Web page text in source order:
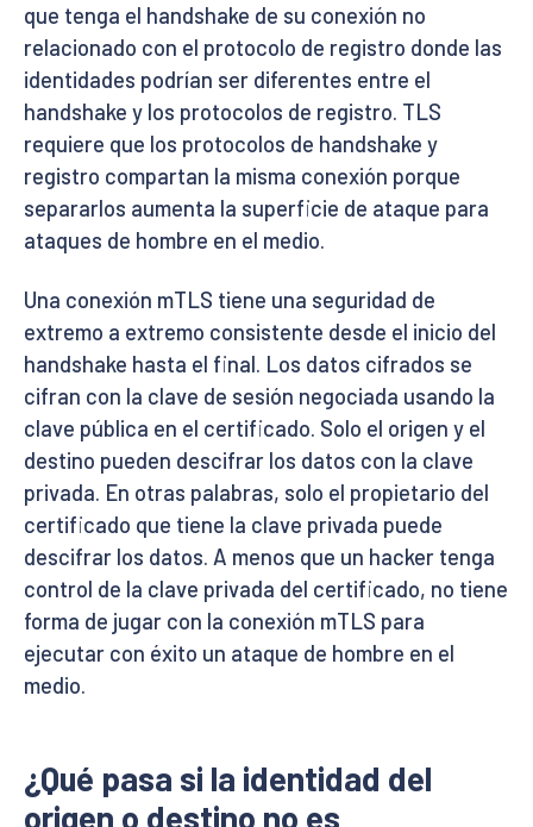
que tenga el handshake de su conexión no
relacionado con el protocolo de registro donde las
identidades podrían ser diferentes entre el
handshake y los protocolos de registro. TLS
requiere que los protocolos de handshake y
registro compartan la misma conexión porque
separarlos aumenta la superficie de ataque para
ataques de hombre en el medio.
Una conexión mTLS tiene una seguridad de
extremo a extremo consistente desde el inicio del
handshake hasta el final. Los datos cifrados se
cifran con la clave de sesión negociada usando la
clave pública en el certificado. Solo el origen y el
destino pueden descifrar los datos con la clave
privada. En otras palabras, solo el propietario del
certificado que tiene la clave privada puede
descifrar los datos. A menos que un hacker tenga
control de la clave privada del certificado, no tiene
forma de jugar con la conexión mTLS para
ejecutar con éxito un ataque de hombre en el
medio.
¿Qué pasa si la identidad del
origen o destino no es